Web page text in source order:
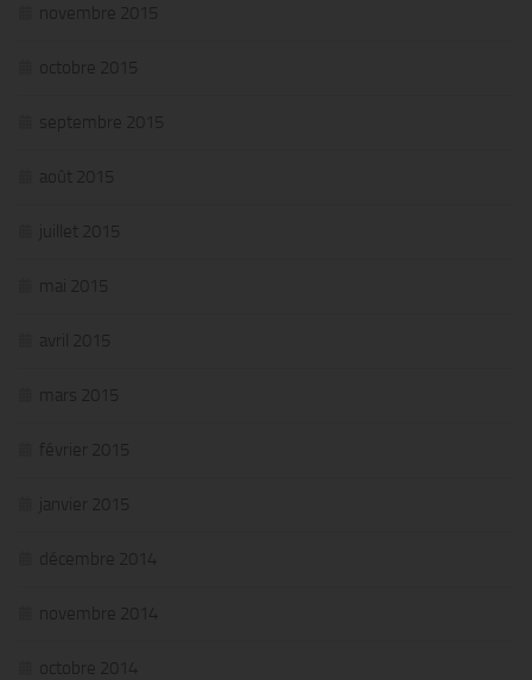
novembre 2015
octobre 2015
septembre 2015
août 2015
juillet 2015
mai 2015
avril 2015
mars 2015
février 2015
janvier 2015
décembre 2014
novembre 2014
octobre 2014